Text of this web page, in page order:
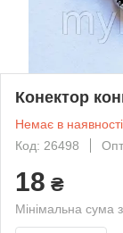
Конектор
Немає в наявності
Код: 26498
Опт
18 ₴
Мінімальна сума